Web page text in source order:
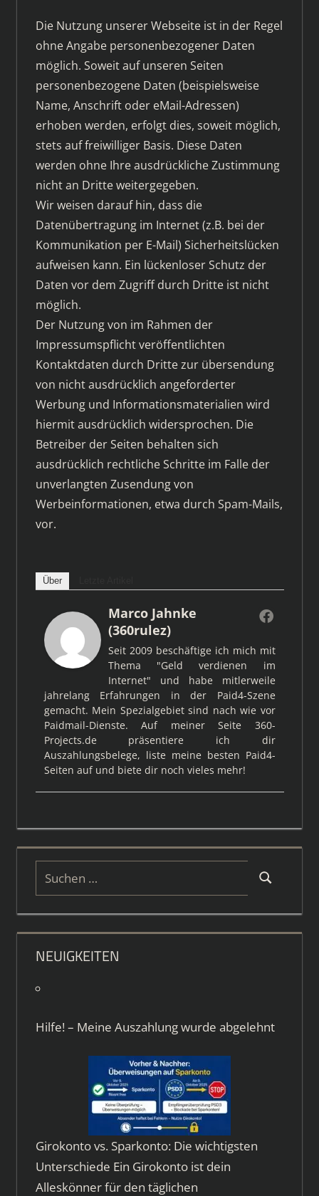
Die Nutzung unserer Webseite ist in der Regel
ohne Angabe personenbezogener Daten
möglich. Soweit auf unseren Seiten
personenbezogene Daten (beispielsweise
Name, Anschrift oder eMail-Adressen)
erhoben werden, erfolgt dies, soweit möglich,
stets auf freiwilliger Basis. Diese Daten
werden ohne Ihre ausdrückliche Zustimmung
nicht an Dritte weitergegeben.
Wir weisen darauf hin, dass die
Datenübertragung im Internet (z.B. bei der
Kommunikation per E-Mail) Sicherheitslücken
aufweisen kann. Ein lückenloser Schutz der
Daten vor dem Zugriff durch Dritte ist nicht
möglich.
Der Nutzung von im Rahmen der
Impressumspflicht veröffentlichten
Kontaktdaten durch Dritte zur übersendung
von nicht ausdrücklich angeforderter
Werbung und Informationsmaterialien wird
hiermit ausdrücklich widersprochen. Die
Betreiber der Seiten behalten sich
ausdrücklich rechtliche Schritte im Falle der
unverlangten Zusendung von
Werbeinformationen, etwa durch Spam-Mails,
vor.
Über
Marco Jahnke
(360rulez)
Seit 2009 beschäftige ich mich mit
Thema "Geld verdienen im
Internet" und habe mitlerweile
jahrelang Erfahrungen in der Paid4-Szene
gemacht. Mein Spezialgebiet sind nach wie vor
Paidmail-Dienste. Auf meiner Seite 360-
Projects.de präsentiere ich dir
Auszahlungsbelege, liste meine besten Paid4-
Seiten auf und biete dir noch vieles mehr!
Suchen
Suchen
NEUIGKEITEN
Hilfe! – Meine Auszahlung wurde abgelehnt
Girokonto vs. Sparkonto: Die wichtigsten
Unterschiede Ein Girokonto ist dein
Alleskönner für den täglichen